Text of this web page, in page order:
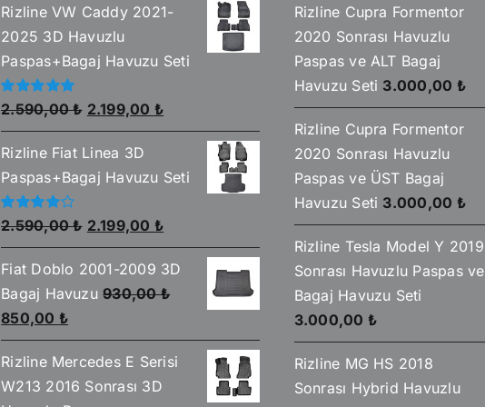
Rizline VW Caddy 2021-
2025 3D Havuzlu
Paspas+Bagaj Havuzu Seti
5
üzerinden
5.00oy aldı
2.590,00₺ Orijinal
fiyat:
2.590,00 ₺.
2.199,00 ₺Şu
andaki
2.199,00 ₺.
Rizline Fiat Linea 3D
Paspas+Bagaj Havuzu Seti
5
üzerinden
4.00oy
aldı
2.590,00₺ Orijinal
fiyat:
2.590,00 ₺.
2.199,00 ₺Şu
andaki
fiyat:
2.199,00 ₺.
Fiat Doblo 2001-2009 3D
Bagaj Havuzu 930,00₺
Orijinal
fiyat:
930,00 ₺.
850,00 ₺Şu
andaki
fiyat:
850,00 ₺.
Rizline Mercedes E Serisi
W213 2016 Sonrası 3D
Rizline Cupra Formentor
2020 Sonrası Havuzlu
Paspas ve ALT Bagaj
Havuzu Seti 3.000,00 ₺
Rizline Cupra Formentor
2020 Sonrası Havuzlu
Paspas ve ÜST Bagaj
Havuzu Seti 3.000,00 ₺
Rizline Tesla Model Y 2019
Sonrası Havuzlu Paspas ve
Bagaj Havuzu Seti
3.000,00 ₺
Rizline MG HS 2018
Sonrası Hybrid Havuzlu